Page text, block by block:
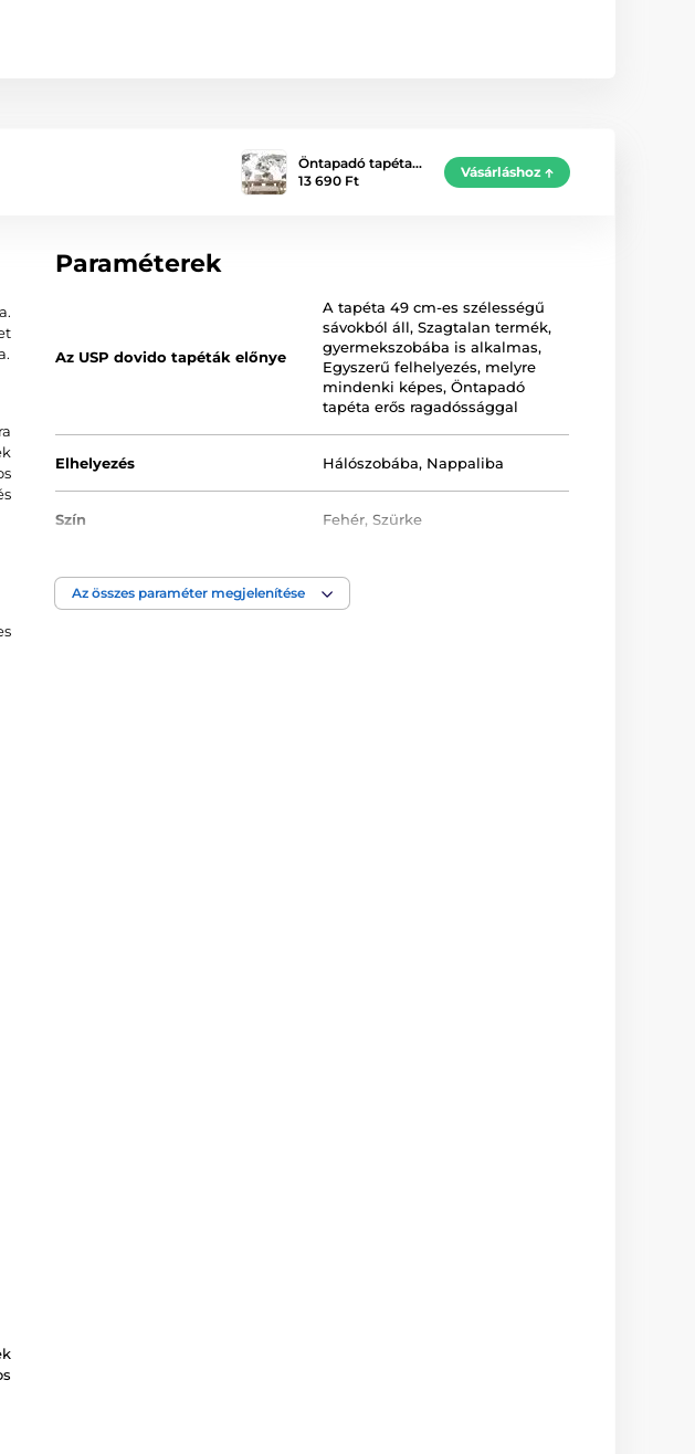
Öntapadó tapéta…
13 690 Ft
Vásárláshoz
Paraméterek
Az USP dovido tapéták előnye
A tapéta 49 cm-es szélességű
sávokból áll,Szagtalan termék,
gyermekszobába is alkalmas,
Egyszerű felhelyezés, melyre
mindenki képes,Öntapadó
tapéta erős ragadóssággal
Elhelyezés Hálószobába, Nappaliba
Szín Fehér,Szürke
Tapéta technológia Lemosható
Az összes paraméter megjelenítése